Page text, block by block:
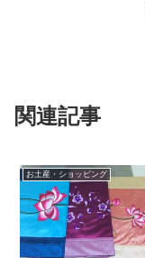
関連記事
お土産・ショッピング